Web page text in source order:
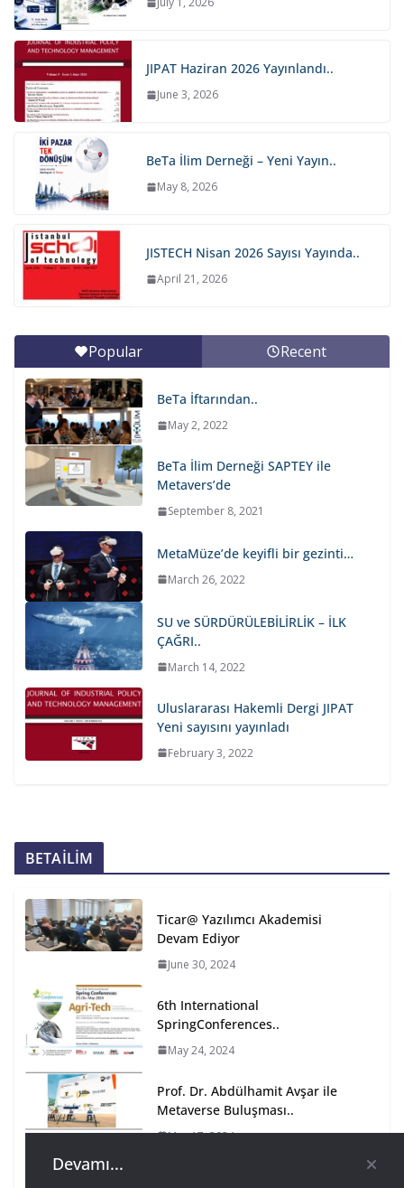
JIPAT Haziran 2026 Yayınlandı..
June 3, 2026
BeTa İlim Derneği – Yeni Yayın..
May 8, 2026
JISTECH Nisan 2026 Sayısı Yayında..
April 21, 2026
Popular Recent
BeTa İftarından..
May 2, 2022
BeTa İlim Derneği SAPTEY ile
Metavers’de
September 8, 2021
MetaMüze’de keyifli bir gezinti…
March 26, 2022
SU ve SÜRDÜRÜLEBİLİRLİK – İLK
ÇAĞRI..
March 14, 2022
Uluslararası Hakemli Dergi JIPAT
Yeni sayısını yayınladı
February 3, 2022
BETAİLİM
Ticar@ Yazılımcı Akademisi
Devam Ediyor
June 30, 2024
6th International
SpringConferences..
May 24, 2024
Prof. Dr. Abdülhamit Avşar ile
Metaverse Buluşması..
May 17, 2024
Devamı...